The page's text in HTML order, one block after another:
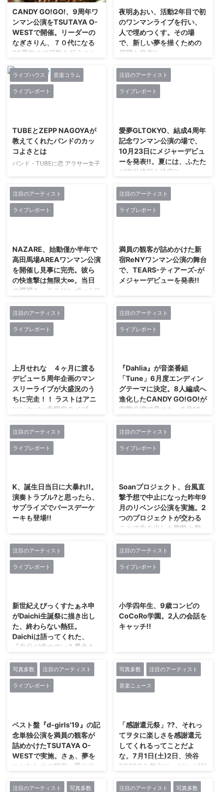
33,000人ソールドアウトの日本
公演 台風の影響で公演中止を発
表。 前代未聞の無観客ライブを
全編緊急生中継決定 ！
pic.twitter.com/fzHGrlk9Ld—
Yoshiki (@YoshikiOffici ...
20th BD」』が渋谷VISIONで開
催された。沢山のファン、たくさ
んのゲストに囲まれた上月せれな
生誕祭！楽しくないはずがな
グはもちろん上月せれなからスタ
ート！！ライブモンスターにふさ
わしく「ハイテンションガール」
CANDY GO!GO!、9周年ワ
ンマン公演をTSUTAYA O-
WESTで開催。リーダーの
なぎさりん、７０代になる
55周年まで活動を行うこと
名古屋で2回目のワンマン公
演を行うことも発表!!
アイドル活動を長く続けること
以上続くユニットも生まれてはい
るが、けっして当たり前ではな
い。活動当初は"スウィーツのよ
うに甘い"魅力を振りまいていた
CANDY GO!GO! だったが、今
ングを魅力にしたロックなユニッ
トへ進化。自分たちのスタイル
を"アイドロック"と称し、「アイ
ーは、「そんな遠くはない30代?
どんとこいよ!! ...
夜明あおい、活動2年目で初
のワンマンライブを行い、
人で埋めつくす。その場
で、新しい夢を描くための
展開も発表!!
のは、2017年4月。あれから2年
強の歳月が流れた。誕生日を迎え
た翌日となる6月22日(土)、新宿
果を伝えるなら、2階にまで観客
たちがいたように、しっかり形を
成していた。 この日が、夜明あ
おいにとって初めてとなるワンマ
スだろう。でも、動員もないのに
形だけのワンマン公演を行うより
も、少し背伸びを ...
ライブハウス 音楽コラム
ライブレポート
TUBEとZEPP NAGOYAが
教えてくれたバンドのカッ
コよさとは
バンド・TUBEに恋 アラサー女子
歳の頃。 言っておきますが、フ
ァザコンでは無いです（笑）。
夏が好き、夏休みが大好き、だっ
TUBEのベストでした。 TUBEが
きっかけで、曲の中に出てくる
「湘南」「鎌倉」に憧れる変わっ
た中学生でした。 いつかフェス
に行きたい…その願いがかなった
ってからでした。 初めての生
TUBE 初めての生TUB ...
注目のアーティスト
ライブレポート
愛夢GLTOKYO、結成4周年
記念ワンマン公演の場で、
10月23日にメジャーデビュ
ーを発表!!。夏には、ふたた
び海外遠征も決定!!
演に続き、愛夢GLTOKYOは、6
月15日(土)に新宿ホリデーを舞台
に「愛夢GLTOKYO結成４周年記
満帆とは言えなかった。いや、彼
女たちは今も、険しい道のりへ何
度も躓きながら、足に出来た豆を
何度も潰しては血を滲ませながら
を迎え入れ6人で新たなスタート
を切った。でも、この日の舞台に
立っていたのは、創設メンバーの
注目のアーティスト
ライブレポート
NAZARE、始動僅か半年で
高田馬場AREAワンマン公演
を開催し見事に完売。彼ら
の快進撃は無限大∞。当日
の模様を、ここにレポート!!
BlackHoleにて行われた始動ワン
マンライブ「NAZARE始動
ONEMAN LIVE【荊海】」を即日
ONEMAN TOUR【荊海
BEYOND】」を発表。同ツアー
のファイナル公演となった4月28
日に池袋EDGEにて行われたワン
に、NAZAREは6月16日(日)高田
馬場AREAを舞台にした「5大都
市ONEMAN ...
注目のアーティスト
ライブレポート
満員の観客が詰めかけた新
宿ReNYワンマン公演の舞台
で、TEARS-ティアーズ-が
メジャーデビューを発表!!
た「2周年記念単独公演」。その
場で告げたのが、2019年6月11日
に新宿ReNYで2ndワンマンライ
【TEARS-ティアーズ-2nd
ONEMAN LIVE～The Sanctuary
Garden～】と題したこの晴れ舞
台に、フロアを埋めつくす大勢の
人たちが詰めかけていた。 先
えておこう。TEARS-ティアー ...
注目のアーティスト
ライブレポート
上月せれな ４ヶ月に渡る
デビュー５周年企画のマン
スリーライブが大盛況のう
ちに完走！！ ラストはアニ
ソンカバー曲限定ライブ
催！アニソン縛りでぶち上
がる！
上月せれなが「ぶち上げた！」デ
2月のバレンタインイベントから
始まり、3月はアイドルフェスに
ワンマンをぶつけた「FES vs
ONE」、4月は地元長野での凱旋
ワンマン、そして5月18日(土)に
上月せれな本人も大好きなアニソ
believable」が行われた。 アニソ
ン歌手でもあるソロアイドル上月
せれな。この日は新旧取り混ぜた
てこい！の「Over The Fut ...
注目のアーティスト
ライブレポート
『Dahlia』が音楽番組
「Tune」6月度エンディン
グテーマに決定。8人編成へ
進化したCANDY GO!GO!が
定期公演で見せた、6月19
のワンマンライブに向けた
熱源となる姿!!
6月19日(水)に、TSUTAYA O-
TOKYO」を行うCANDY
GO!GO!。同日には、約２年半ぶ
りとなるミニアルバム
『IDOROCK-beyond-』を発売。
まさに今、その日へ向け彼女たち
は全力で走り続けている。
O-NESTを舞台に、バンドを従え
てライブを行う主催公演「NEXT-
Girl's ONE in O-NEST」を定期的
注目のアーティスト
ライブレポート
K、誕生日当日に大暴れ!!。
演奏トラブル?と思ったら、
サプライズでバースデーケ
ーキも登場!!
OF K BIRTHDAY』と題したワン
マン公演を行った。サポートした
のが、タイゾ(G:ex.Kra)/祐弥
仲間たち。 ラウドなSEに導か
れメンバーらがステージへ。最後
に登場したKは、ギターを…手に
することなく、スタンドマイクを
ガッと握りしめ、舞台上からあふ
歌いだした。ライ ...
注目のアーティスト
ライブレポート
Soanプロジェクト、台風直
撃予想で中止になった昨年9
月のリベンジ公演を実施。2
つのプロジェクトが交わる
ことで生み出した陶酔と熱
本来は、昨年の9月30日に新横浜
NEW SIDE BEACH!!を舞台に行う
はずたった。だが、関東を未曾有
休。結果、この日行う予定だった
ライブも、観客たちの交通手段が
無くなることを考慮し中止せざる
を得なかった。 あのときから
19日(日)を設定。約8ヶ月の時を
経て、当初通り新横浜NEW SIDE
BEACH!!にて「Soanプロジェク
注目のアーティスト
ライブレポート
新世紀えぴっくすたぁネ申
がDaichi生誕祭に描き出し
た、終わらない熱狂。
Daichiは語ってくれた、
「自分が求めている景色を
んなものを犠牲にし、自分
をもっと高めていかなき
ゃ」と!!
ぴっくFes.」も成功に収めた新世
紀えぴっくすたぁネ申。5月21日
に誕生日を迎えるメンバーDaichi
の誕生日をひと足早く祝うべく、
5月17日(金)にMt.RAINIER HALL
SHIBUYA PLEASURE
PLEASUREを舞台に単独公演
「新世紀えぴっくすたぁネ申
注目のアーティスト
ライブレポート
小学四年生、9歳コンビの
CoCoRo学園。2人の会話を
キャッチ!!
写真多数 注目のアーティスト
ライブレポート
ベスト盤『d-girls'19』の記
念単独公演を満員の観客が
詰めかけたTSUTAYA O-
WESTで実施。さぁ、夢を
つかむための航海へ乗り出
リキッドルームでの単独公
写真多数 注目のアーティスト
音楽ニュース
「感謝還元祭」??、それっ
てヲタに楽しさを感謝還元
してくれるってことだよ
な。7月1日(土)2日、渋谷
DESEOを舞台に、だいぶ(?)
が開催!!
注目のアーティスト 写真多数 注目のアーティスト 写真多数